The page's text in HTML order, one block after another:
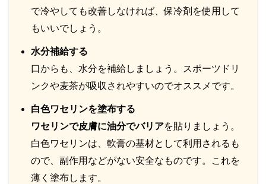
で冷やしても改善しなければ、保冷剤を使用して
もいいでしょう。
水分補給する
口からも、水分を補給しましょう。スポーツドリ
ンクや麦茶が吸収されやすいのでオススメです。
白色ワセリンを塗布する
ワセリンで皮膚に油分でバリアを貼りましょう。
白色ワセリンは、軟膏の基材として利用されるも
ので、副作用などがない安全なものです。これを
薄く塗布します。